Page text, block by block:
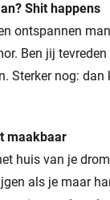
Shit happens
ontspannen
Ben jij
Sterker nog:
maakbaar
huis van je
als je maar